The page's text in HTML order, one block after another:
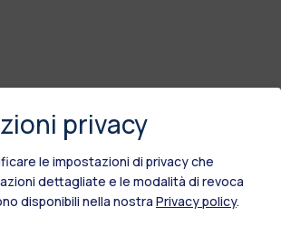
privacy
le impostazioni di privacy che
dettagliate e le modalità di revoca
disponibili nella nostra Privacy policy.